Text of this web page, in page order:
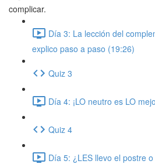
complicar.
Día 3: La lección del
explico paso a paso (19:26)
Quiz 3
Día 4: ¡LO neutro es LO
Quiz 4
Día 5: ¿LES llevo el postre